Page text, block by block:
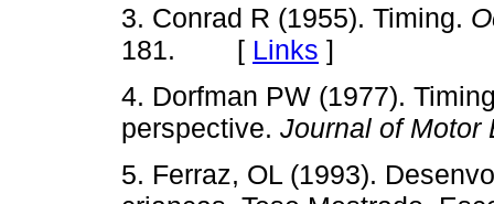
3. Conrad R (1955). Timing.
181. [ Links ]
4. Dorfman PW (1977).
perspective. Journal of Motor
5. Ferraz, OL (1993).